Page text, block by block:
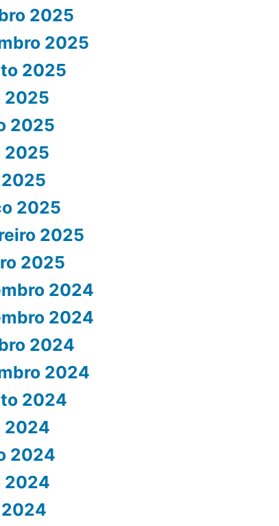
2025
2025
2025
2025
2025
2025
2025
2025
2025
2024
2024
2024
2024
2024
2024
2024
2024